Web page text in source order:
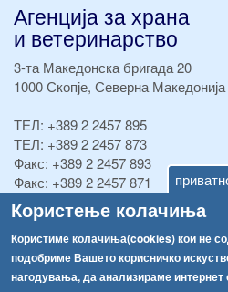
Користење колачиња
Користиме колачиња(cookies) кои не
подобриме Вашето корисничко
нагодувања, да анализираме интернет
Агенција за храна
и ветеринарство
3-та Македонска бригада 20
1000 Скопје, Северна Македонија
ТЕЛ: +389 2 2457 895
ТЕЛ: +389 2 2457 873
Факс: +389 2 2457 893
Факс: +389 2 2457 871
info@fva.gov.mk
[АХВ-претходна страна]
СоопштенијаНавигација